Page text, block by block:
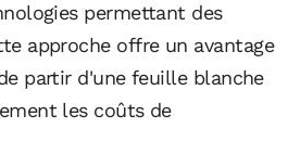
permettant des
approche offre un avantage
partir d'une feuille blanche
les coûts de